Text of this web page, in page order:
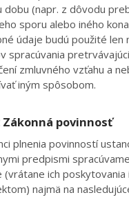
dobu (napr. z dôvodu
sporu alebo iného
údaje budú použité len
spracúvania
zmluvného vzťahu a
iným spôsobom.
Zákonná povinnosť
plnenia povinností
predpismi
(vrátane ich poskytovania
najmä na